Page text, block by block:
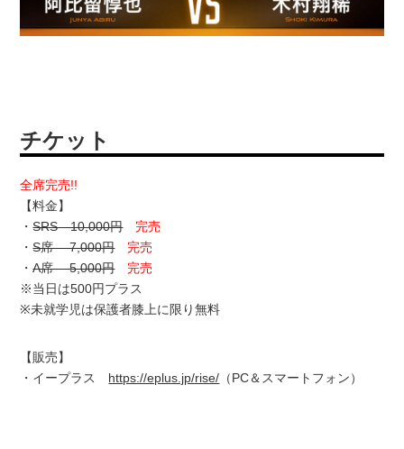
チケット
全席完売!!
【料金】
・SRS 10,000円
完売
・S席 7,000円
完売
・A席 5,000円
完売
※当日は500円プラス
※未就学児は保護者膝上に限り無料
【販売】
・イープラス https://eplus.jp/rise/ （PC＆スマートフォン）